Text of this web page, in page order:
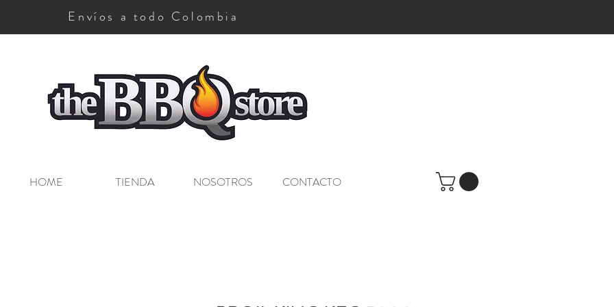
Envíos a todo Colombia
The BBQ Store
HOME TIENDA NOSOTROS CONTACTO